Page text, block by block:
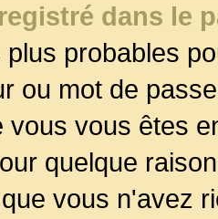
dans le
probables
ou mot de
vous vous êtes
quelque
vous n'avez